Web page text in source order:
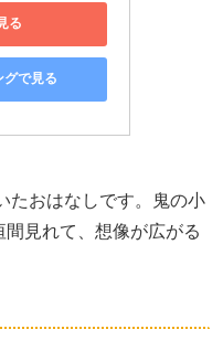
る
グで見る
たおはなしです。鬼の小
見れて、想像が広がる